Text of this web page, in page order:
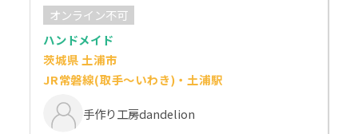
オンライン不可
ハンドメイド
茨城県 土浦市
JR常磐線(取手～いわき)・土浦駅
手作り工房dandelion